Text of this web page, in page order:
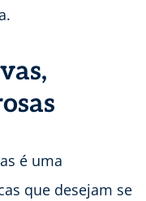
é uma
que desejam se